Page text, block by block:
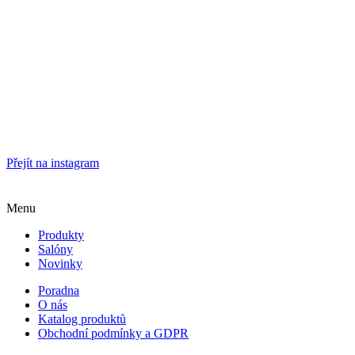
Přejít na instagram
Menu
Produkty
Salóny
Novinky
Poradna
O nás
Katalog produktů
Obchodní podmínky a GDPR